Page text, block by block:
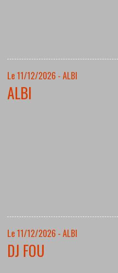
Le 11/12/2026 - ALBI
ALBI
Le 11/12/2026 - ALBI
DJ FOU